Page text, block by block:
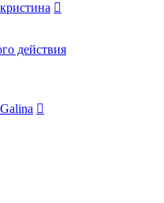
кристина
действия
Galina